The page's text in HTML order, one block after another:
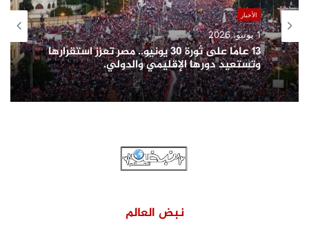
الأخبار
1 يونيو، 2026
13 عامًا على ثورة 30 يونيو.. مصر تعزز استقرارها
وتستعيد دورها الإقليمي والدولي.
نبض العالم